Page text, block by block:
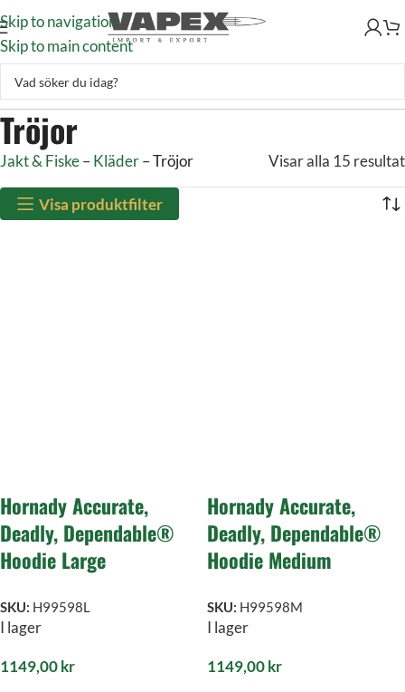
Skip to navigation
Skip to main content
Tröjor
Jakt & Fiske–Kläder–Tröjor Visar alla 15 resultat
Visa produktfilter
Hornady Accurate,
Deadly, Dependable®
Hoodie Large
SKU: H99598L
I lager
1149,00kr
Hornady Accurate,
Deadly, Dependable®
Hoodie Medium
SKU: H99598M
I lager
1149,00kr